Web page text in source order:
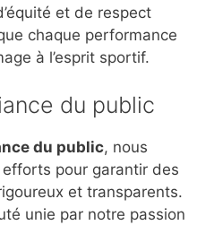
et de respect
chaque performance
à l’esprit sportif.
du public
du public, nous
pour garantir des
et transparents.
unie par notre passion